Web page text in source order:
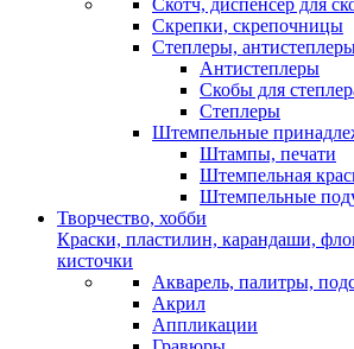
Скотч, диспенсер для
Скрепки, скрепочницы
Степлеры,
Антистеплеры
Скобы для
Степлеры
Штемпельные
Штампы, печати
Штемпельная
Штемпельные
Творчество, хобби
Краски, пластилин, карандаши,
кисточки
Акварель, палитры,
Акрил
Аппликации